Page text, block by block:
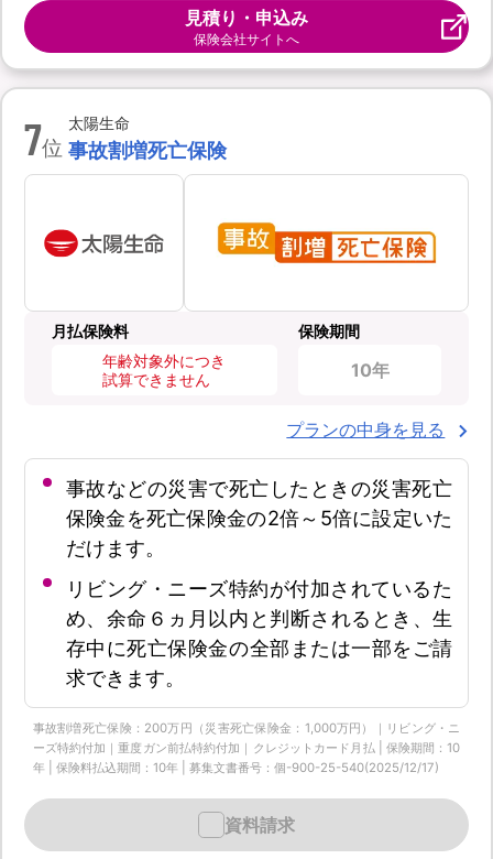
見積り・申込み
保険会社サイトへ
7位
太陽生命
事故割増死亡保険
月払保険料
年齢対象外につき
試算できません
保険期間
10年
プランの中身を見る
事故などの災害で死亡したときの災害死亡
保険金を死亡保険金の2倍～5倍に設定いた
だけます。
リビング・ニーズ特約が付加されているた
め、余命６ヵ月以内と判断されるとき、生
存中に死亡保険金の全部または一部をご請
求できます。
事故割増死亡保険：200万円（災害死亡保険金：1,000万円）｜リビング・ニ
ーズ特約付加｜重度ガン前払特約付加｜クレジットカード月払 | 保険期間：10
年 | 保険料払込期間：10年 | 募集文書番号：個-900-25-540(2025/12/17)
資料請求